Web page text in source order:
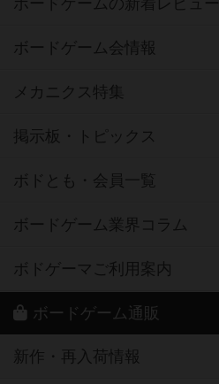
ボードゲームの新着レビュー
ボードゲーム会情報
メカニクス特集
掲示板・トピックス
ボドとも・会員一覧
ボードゲーム業界コラム
ボドゲーマご利用案内
ボードゲーム通販
新作・再入荷情報